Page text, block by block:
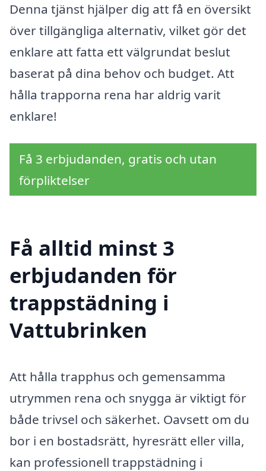
Denna tjänst hjälper dig att få en översikt
över tillgängliga alternativ, vilket gör det
enklare att fatta ett välgrundat beslut
baserat på dina behov och budget. Att
hålla trapporna rena har aldrig varit
enklare!
Få 3 erbjudanden, gratis och utan
förpliktelser
Få alltid minst 3
erbjudanden för
trappstädning i
Vattubrinken
Att hålla trapphus och gemensamma
utrymmen rena och snygga är viktigt för
både trivsel och säkerhet. Oavsett om du
bor i en bostadsrätt, hyresrätt eller villa,
kan professionell trappstädning i